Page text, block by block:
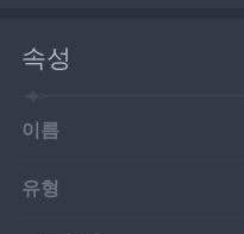
속성
이름
유형